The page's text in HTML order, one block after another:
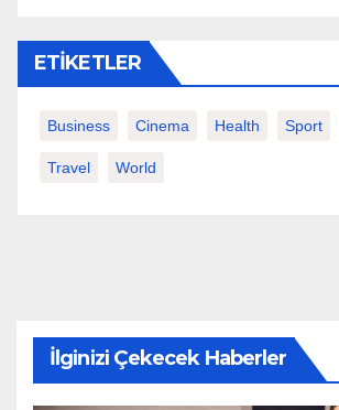
ETIKETLER
Business Cinema Health Sport
Travel World
İlginizi Çekecek Haberler